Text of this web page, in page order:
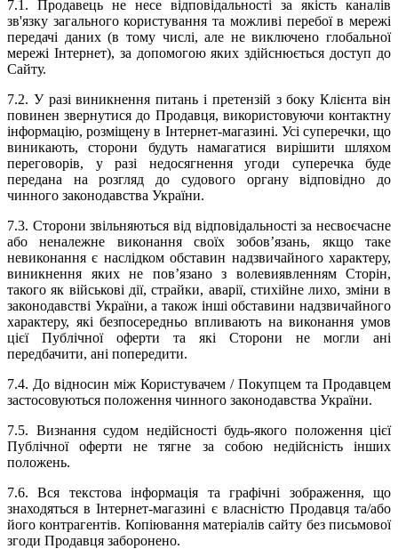
7.1. Продавець не несе відповідальності за якість каналів
зв'язку загального користування та можливі перебої в мережі
передачі даних (в тому числі, але не виключено глобальної
мережі Інтернет), за допомогою яких здійснюється доступ до
Сайту.
7.2. У разі виникнення питань і претензій з боку Клієнта він
повинен звернутися до Продавця, використовуючи контактну
інформацію, розміщену в Інтернет-магазині. Усі суперечки, що
виникають, сторони будуть намагатися вирішити шляхом
переговорів, у разі недосягнення угоди суперечка буде
передана на розгляд до судового органу відповідно до
чинного законодавства України.
7.3. Сторони звільняються від відповідальності за несвоєчасне
або неналежне виконання своїх зобов’язань, якщо таке
невиконання є наслідком обставин надзвичайного характеру,
виникнення яких не пов’язано з волевиявленням Сторін,
такого як військові дії, страйки, аварії, стихійне лихо, зміни в
законодавстві України, а також інші обставини надзвичайного
характеру, які безпосередньо впливають на виконання умов
цієї Публічної оферти та які Сторони не могли ані
передбачити, ані попередити.
7.4. До відносин між Користувачем / Покупцем та Продавцем
застосовуються положення чинного законодавства України.
7.5. Визнання судом недійсності будь-якого положення цієї
Публічної оферти не тягне за собою недійсність інших
положень.
7.6. Вся текстова інформація та графічні зображення, що
знаходяться в Інтернет-магазині є власністю Продавця та/або
його контрагентів. Копіювання матеріалів сайту без письмової
згоди Продавця заборонено.